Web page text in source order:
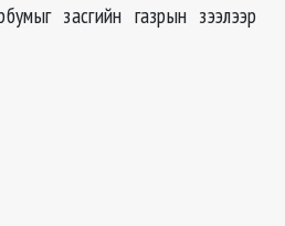
засгийн газрын зээлээр